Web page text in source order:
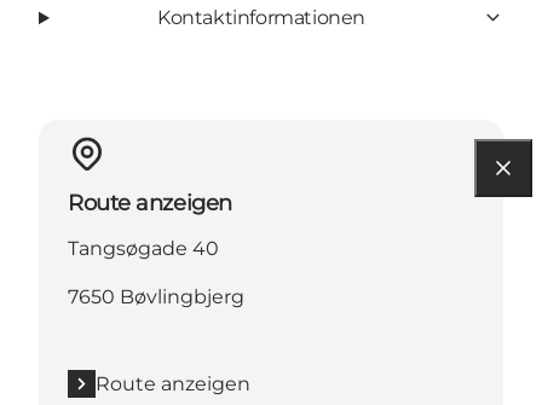
Kontaktinformationen
Route anzeigen
Tangsøgade 40
7650 Bøvlingbjerg
Route anzeigen